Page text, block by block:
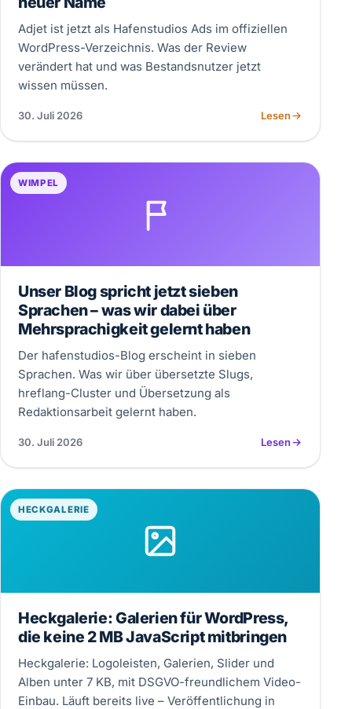
Adjet ist jetzt als Hafenstudios Ads im offiziellen
WordPress-Verzeichnis. Was der Review
verändert hat und was Bestandsnutzer jetzt
wissen müssen.
30. Juli 2026 Lesen
WIMPEL
Unser Blog spricht jetzt sieben
Sprachen – was wir dabei über
Mehrsprachigkeit gelernt haben
Der hafenstudios-Blog erscheint in sieben
Sprachen. Was wir über übersetzte Slugs,
hreflang-Cluster und Übersetzung als
Redaktionsarbeit gelernt haben.
30. Juli 2026 Lesen
HECKGALERIE
Heckgalerie: Galerien für WordPress,
die keine 2 MB JavaScript mitbringen
Heckgalerie: Logoleisten, Galerien, Slider und
Alben unter 7 KB, mit DSGVO-freundlichem Video-
Einbau. Läuft bereits live – Veröffentlichung in